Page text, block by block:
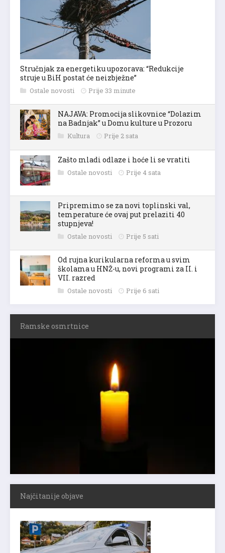
Stručnjak za energetiku upozorava: “Redukcije
struje u BiH postat će neizbježne”
Ostale novosti Prije 33 minute
NAJAVA: Promocija slikovnice “Dolazim
na Badnjak” u Domu kulture u Prozoru
Kultura Prije 2 sata
Zašto mladi odlaze i hoće li se vratiti
Ostale novosti Prije 4 sata
Pripremimo se za novi toplinski val,
temperature će ovaj put prelaziti 40
stupnjeva!
Ostale novosti Prije 5 sati
Od rujna kurikularna reforma u svim
školama u HNŽ-u, novi programi za II. i
VII. razred
Ostale novosti Prije 6 sati
Ramske osmrtnice
Najčitanije objave